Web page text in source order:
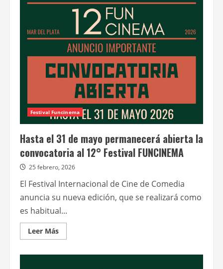
International
Comedy
–
Funcinema:
submissions
2026
Festival Funcinema
Hasta el 31 de mayo permanecerá abierta la
convocatoria al 12° Festival FUNCINEMA
25 febrero, 2026
El Festival Internacional de Cine de Comedia
anuncia su nueva edición, que se realizará como
es habitual...
Leer MásLeer
más